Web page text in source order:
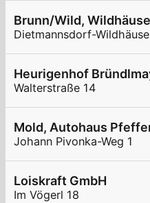
Brunn/Wild,
Dietmannsdorf-
Heurigenhof
Walterstraße 14
Mold, Autohaus
Johann Pivonka-Weg 1
Loiskraft GmbH
Im Vögerl 18